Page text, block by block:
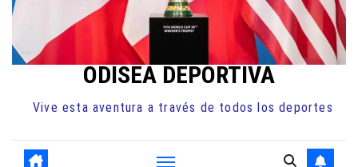
ODISEA DEPORTIVA
Vive esta aventura a través de todos los deportes